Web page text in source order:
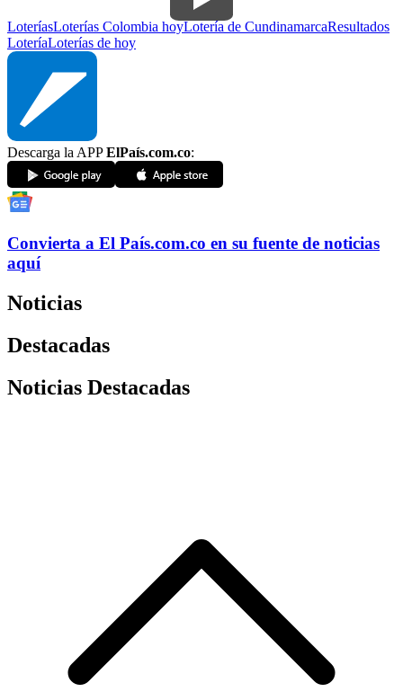
LoteríasLoterías Colombia hoyLotería de CundinamarcaResultados
LoteríaLoterías de hoy
Descarga la APPElPaís.com.co:
Convierta a El País.com.co en su fuente de noticias
aquí
Noticias
Destacadas
Noticias Destacadas